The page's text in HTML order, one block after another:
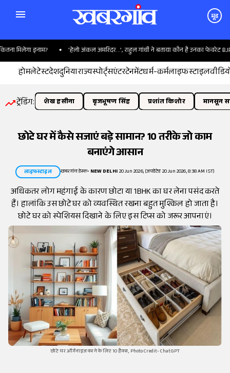
मूड
इनाम? 'हेलो अंकल अमरिंदर...', राहुल गांधी ने बताया कौन है उनका फेवरेट BJP नेता
होमलेटेस्टदेशदुनियाराज्यस्पोर्ट्सएंटरटेनमेंटधर्म-कर्मलाइफस्टाइल
ट्रेंडिंग: शेख हसीना बृजभूषण सिंह प्रशांत किशोर मानसून
छोटे घर में कैसे सजाएं बड़े सामान? 10 तरीके जो काम
बनाएंगे आसान
लाइफस्टाइल खबरगांव डेस्क• NEW DELHI20 Jun 2026, (अपडेटेड 20 Jun 2026, 8:38 AM IST)
अधिकतर लोग महंगाई के कारण छोटा या 1BHK का घर लेना पसंद करते
हैं। हालांकि उस छोटे घर को व्यवस्थित रखना बहुत मुश्किल हो जाता है।
छोटे घर को स्पेशियस दिखाने के लिए इस टिप्स को जरूर आपनाएं।
छोटे घर ऑर्गनाइज करने के लिए 10 हैक्स, Photo Credit- ChatGPT